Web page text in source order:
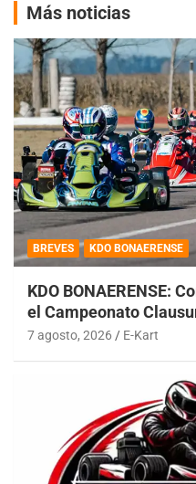
Más noticias
BREVES KDO BONAERENSE
KDO BONAERENSE:
el Campeonato
7 agosto, 2026 E-Kart